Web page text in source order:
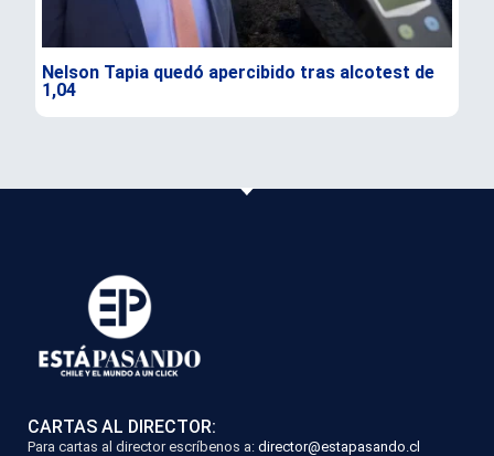
Nelson Tapia quedó apercibido tras alcotest de
1,04
CARTAS AL DIRECTOR:
Para cartas al director escríbenos a: director@estapasando.cl